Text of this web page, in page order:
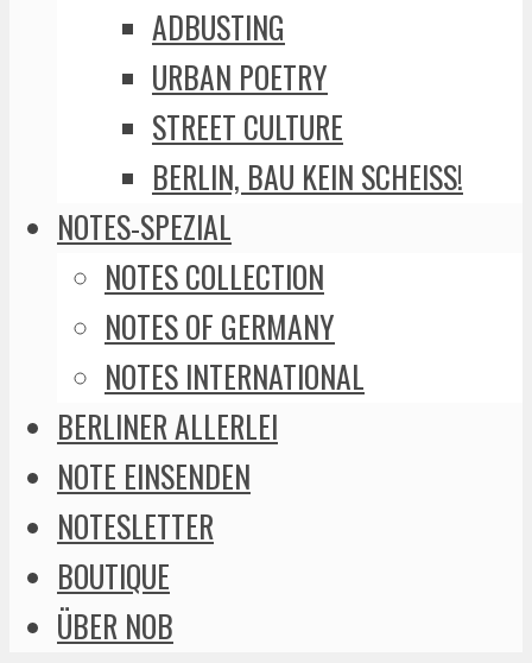
ADBUSTING
URBAN POETRY
STREET CULTURE
BERLIN, BAU KEIN SCHEISS!
NOTES-SPEZIAL
NOTES COLLECTION
NOTES OF GERMANY
NOTES INTERNATIONAL
BERLINER ALLERLEI
NOTE EINSENDEN
NOTESLETTER
BOUTIQUE
ÜBER NOB